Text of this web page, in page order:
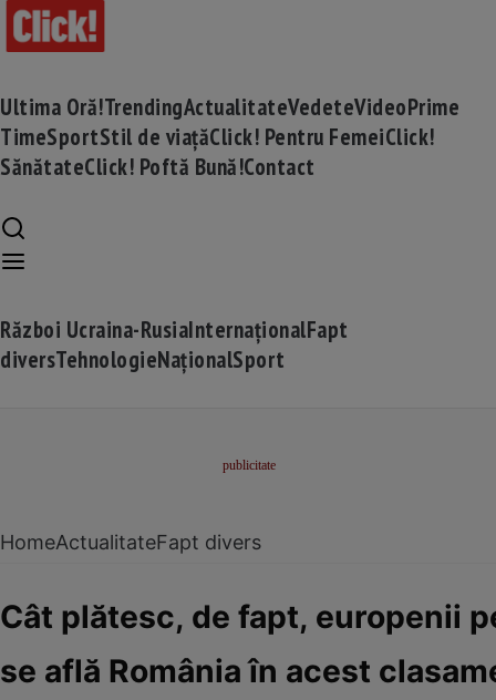
Ultima Oră!TrendingActualitateVedeteVideoPrime
TimeSportStil de viațăClick! Pentru FemeiClick!
SănătateClick! Poftă Bună!Contact
Război Ucraina-RusiaInternaționalFapt
diversTehnologieNaționalSport
HomeActualitateFapt divers
Cât plătesc, de fapt, europenii
se află România în acest